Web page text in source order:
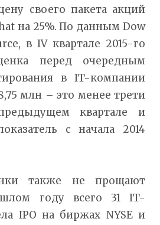
своего пакета акций
на 25%. По данным Dow
в IV квартале 2015-го
перед очередным
в IT-компании
млн – это менее трети
квартале и
с начала 2014
также не прощают
году всего 31 IT-
IPO на биржах NYSE и